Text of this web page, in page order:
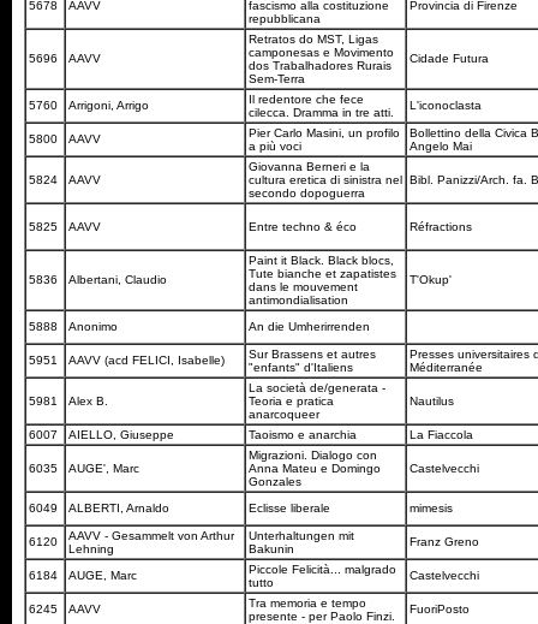
5678 AAVV
fascismo alla costituzione
repubblicana
Provincia di Firenze
5696 AAVV
Retratos do MST, Ligas
camponesas e Movimento
dos Trabalhadores Rurais
Sem-Terra
Cidade Futura
5760 Arrigoni, Arrigo
Il redentore che fece
cilecca. Dramma in tre atti.
L'iconoclasta
5800 AAVV
Pier Carlo Masini, un profilo
a più voci
Bollettino della Civica
Angelo Mai
5824 AAVV
Giovanna Berneri e la
cultura eretica di sinistra nel
secondo dopoguerra
Bibl. Panizzi/Arch. fa.
5825 AAVV Entre techno & éco Réfractions
5836 Albertani, Claudio
Paint it Black. Black blocs,
Tute bianche et zapatistes
dans le mouvement
antimondialisation
T'Okup'
5888 Anonimo An die Umherirrenden
5951 AAVV (acd FELICI, Isabelle)
Sur Brassens et autres
"enfants" d'Italiens
Presses universitaires
Méditerranée
5981 Alex B.
La società de/generata -
Teoria e pratica
anarcoqueer
Nautilus
6007 AIELLO, Giuseppe Taoismo e anarchia La Fiaccola
6035 AUGE', Marc
Migrazioni. Dialogo con
Anna Mateu e Domingo
Gonzales
Castelvecchi
6049 ALBERTI, Arnaldo Eclisse liberale mimesis
6120
AAVV - Gesammelt von Arthur
Lehning
Unterhaltungen mit
Bakunin
Franz Greno
6184 AUGE, Marc
Piccole Felicità... malgrado
tutto
Castelvecchi
6245 AAVV
Tra memoria e tempo
presente - per Paolo Finzi.
FuoriPosto